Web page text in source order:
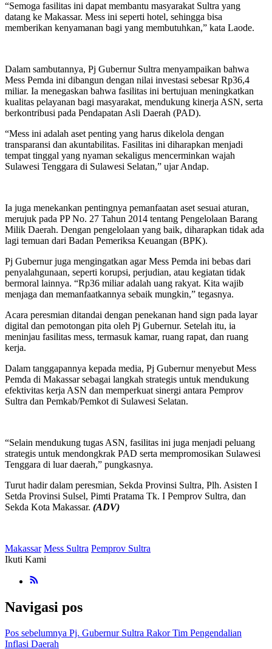
“Semoga fasilitas ini dapat membantu masyarakat Sultra yang
datang ke Makassar. Mess ini seperti hotel, sehingga bisa
memberikan kenyamanan bagi yang membutuhkan,” kata Laode.
Dalam sambutannya, Pj Gubernur Sultra menyampaikan bahwa
Mess Pemda ini dibangun dengan nilai investasi sebesar Rp36,4
miliar. Ia menegaskan bahwa fasilitas ini bertujuan meningkatkan
kualitas pelayanan bagi masyarakat, mendukung kinerja ASN, serta
berkontribusi pada Pendapatan Asli Daerah (PAD).
“Mess ini adalah aset penting yang harus dikelola dengan
transparansi dan akuntabilitas. Fasilitas ini diharapkan menjadi
tempat tinggal yang nyaman sekaligus mencerminkan wajah
Sulawesi Tenggara di Sulawesi Selatan,” ujar Andap.
Ia juga menekankan pentingnya pemanfaatan aset sesuai aturan,
merujuk pada PP No. 27 Tahun 2014 tentang Pengelolaan Barang
Milik Daerah. Dengan pengelolaan yang baik, diharapkan tidak ada
lagi temuan dari Badan Pemeriksa Keuangan (BPK).
Pj Gubernur juga mengingatkan agar Mess Pemda ini bebas dari
penyalahgunaan, seperti korupsi, perjudian, atau kegiatan tidak
bermoral lainnya. “Rp36 miliar adalah uang rakyat. Kita wajib
menjaga dan memanfaatkannya sebaik mungkin,” tegasnya.
Acara peresmian ditandai dengan penekanan hand sign pada layar
digital dan pemotongan pita oleh Pj Gubernur. Setelah itu, ia
meninjau fasilitas mess, termasuk kamar, ruang rapat, dan ruang
kerja.
Dalam tanggapannya kepada media, Pj Gubernur menyebut Mess
Pemda di Makassar sebagai langkah strategis untuk mendukung
efektivitas kerja ASN dan memperkuat sinergi antara Pemprov
Sultra dan Pemkab/Pemkot di Sulawesi Selatan.
“Selain mendukung tugas ASN, fasilitas ini juga menjadi peluang
strategis untuk mendongkrak PAD serta mempromosikan Sulawesi
Tenggara di luar daerah,” pungkasnya.
Turut hadir dalam peresmian, Sekda Provinsi Sultra, Plh. Asisten I
Setda Provinsi Sulsel, Pimti Pratama Tk. I Pemprov Sultra, dan
Sekda Kota Makassar. (ADV)
Makassar Mess Sultra Pemprov Sultra
Ikuti Kami
Navigasi pos
Pos sebelumnya Pj. Gubernur Sultra Rakor Tim Pengendalian
Inflasi Daerah